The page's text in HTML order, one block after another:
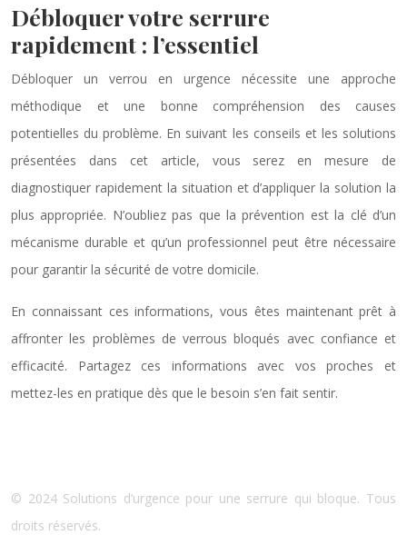
Débloquer votre serrure
rapidement : l’essentiel
Débloquer un verrou en urgence nécessite une approche
méthodique et une bonne compréhension des causes
potentielles du problème. En suivant les conseils et les solutions
présentées dans cet article, vous serez en mesure de
diagnostiquer rapidement la situation et d’appliquer la solution la
plus appropriée. N’oubliez pas que la prévention est la clé d’un
mécanisme durable et qu’un professionnel peut être nécessaire
pour garantir la sécurité de votre domicile.
En connaissant ces informations, vous êtes maintenant prêt à
affronter les problèmes de verrous bloqués avec confiance et
efficacité. Partagez ces informations avec vos proches et
mettez-les en pratique dès que le besoin s’en fait sentir.
© 2024 Solutions d’urgence pour une serrure qui bloque. Tous
droits réservés.